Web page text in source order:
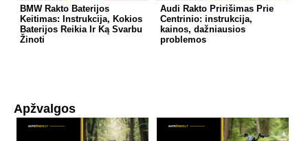
BMW Rakto Baterijos
Keitimas: Instrukcija, Kokios
Baterijos Reikia Ir Ką Svarbu
Žinoti
Audi Rakto Pririšimas Prie
Centrinio: instrukcija,
kainos, dažniausios
problemos
Apžvalgos